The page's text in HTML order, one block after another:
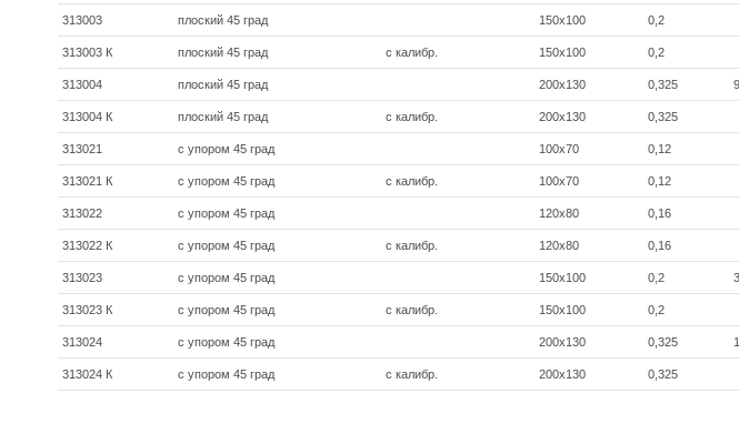
313003 плоский 45 град 150x100 0,2
313003 К плоский 45 град с калибр. 150x100 0,2
313004 плоский 45 град 200x130 0,325 9
313004 К плоский 45 град с калибр. 200x130 0,325
313021 с упором 45 град 100х70 0,12
313021 К с упором 45 град с калибр. 100х70 0,12
313022 с упором 45 град 120x80 0,16
313022 К с упором 45 град с калибр. 120x80 0,16
313023 с упором 45 град 150x100 0,2 3
313023 К с упором 45 град с калибр. 150x100 0,2
313024 с упором 45 град 200x130 0,325 1
313024 К с упором 45 град с калибр. 200x130 0,325